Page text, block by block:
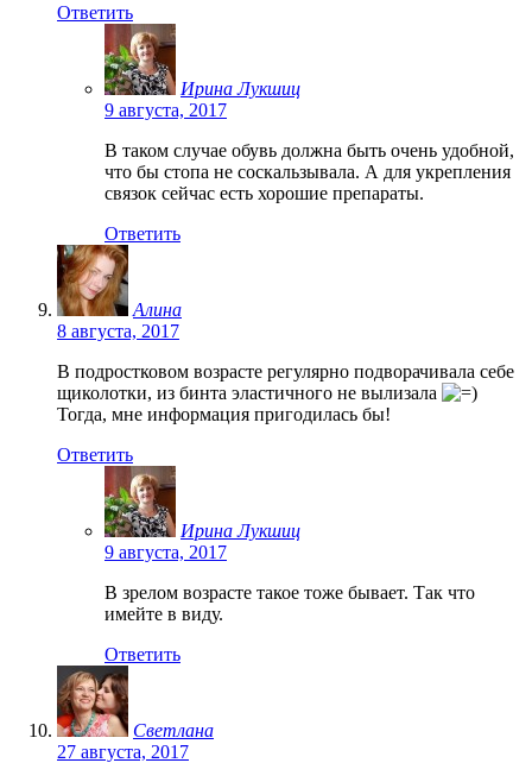
Ответить
Ирина Лукшиц
9 августа, 2017
В таком случае обувь должна быть очень удобной,
что бы стопа не соскальзывала. А для укрепления
связок сейчас есть хорошие препараты.
Ответить
Алина
8 августа, 2017
В подростковом возрасте регулярно подворачивала себе
щиколотки, из бинта эластичного не вылизала
Тогда, мне информация пригодилась бы!
Ответить
Ирина Лукшиц
9 августа, 2017
В зрелом возрасте такое тоже бывает. Так что
имейте в виду.
Ответить
Светлана
27 августа, 2017